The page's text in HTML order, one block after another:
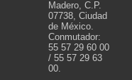
Madero, C.P.
07738, Ciudad
de México.
Conmutador:
55 57 29 60 00
/ 55 57 29 63
00.